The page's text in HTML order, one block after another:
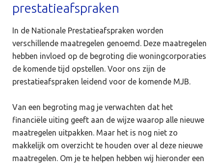
prestatieafspraken
In de Nationale Prestatieafspraken worden
verschillende maatregelen genoemd. Deze maatregelen
hebben invloed op de begroting die woningcorporaties
de komende tijd opstellen. Voor ons zijn de
prestatieafspraken leidend voor de komende MJB.
Van een begroting mag je verwachten dat het
financiële uiting geeft aan de wijze waarop alle nieuwe
maatregelen uitpakken. Maar het is nog niet zo
makkelijk om overzicht te houden over al deze nieuwe
maatregelen. Om je te helpen hebben wij hieronder een